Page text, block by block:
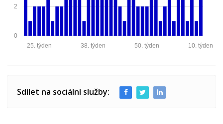
0
2
10. týden
50. týden
38. týden
25. týden
Sdílet na sociální služby: